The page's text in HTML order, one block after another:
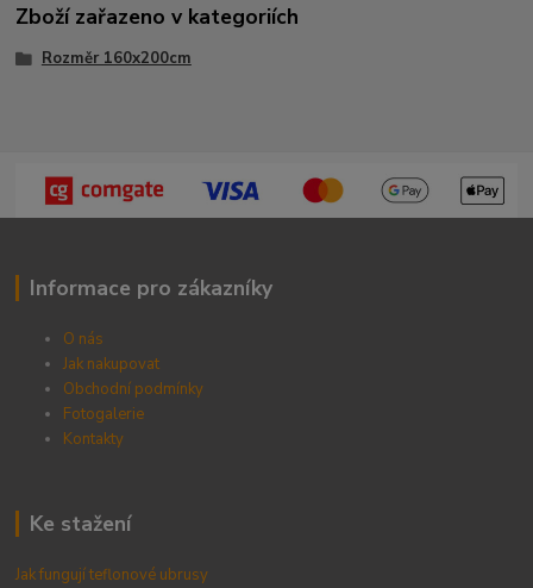
Zboží zařazeno v kategoriích
Rozměr 160x200cm
Informace pro zákazníky
O nás
Jak nakupovat
Obchodní podmínky
Fotogalerie
Kontakty
Ke stažení
Jak fungují teflonové ubrusy